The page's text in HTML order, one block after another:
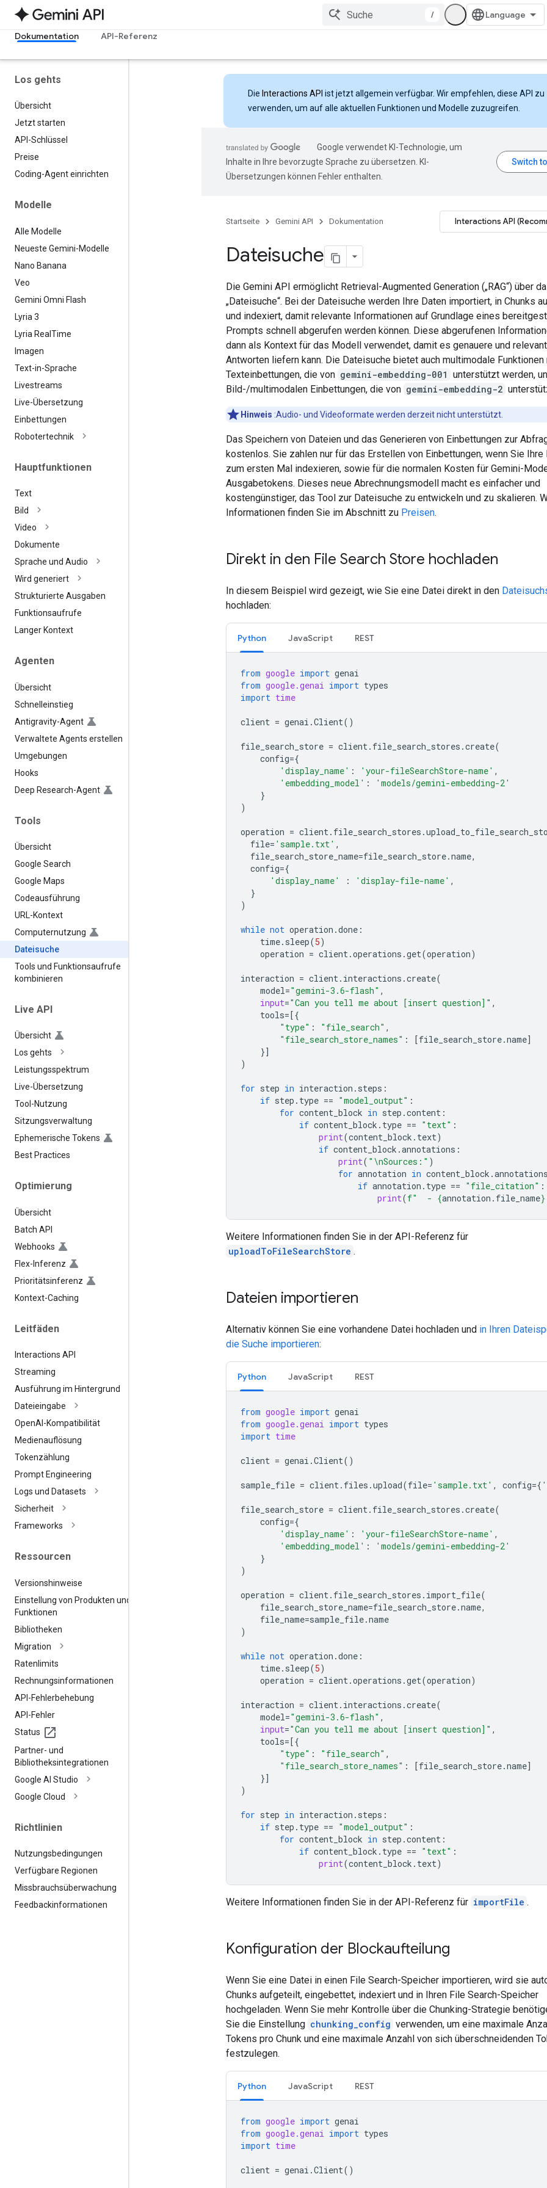
/
Dokumentation API-Referenz
Los gehts
Übersicht
Jetzt starten
API-Schlüssel
Preise
Coding-Agent einrichten
Modelle
Alle Modelle
Neueste Gemini-Modelle
Nano Banana
Veo
Gemini Omni Flash
Lyria 3
Lyria Real Time
Imagen
Text-in-Sprache
Livestreams
Live-Übersetzung
Einbettungen
Robotertechnik
Hauptfunktionen
Text
Bild
Video
Dokumente
Sprache und Audio
Wird generiert
Strukturierte Ausgaben
Funktionsaufrufe
Langer Kontext
Agenten
Übersicht
Schnelleinstieg
Antigravity-Agent
Verwaltete Agents erstellen
Umgebungen
Hooks
Deep Research-Agent
Tools
Übersicht
Google Search
Google Maps
Codeausführung
URL-Kontext
Computernutzung
Dateisuche
Tools und Funktionsaufrufe
kombinieren
Live API
Übersicht
Los gehts
Leistungsspektrum
Live-Übersetzung
Tool-Nutzung
Sitzungsverwaltung
Ephemerische Tokens
Best Practices
Optimierung
Übersicht
Batch API
Webhooks
Flex-Inferenz
Prioritätsinferenz
Kontext-Caching
Leitfäden
Interactions API
Streaming
Ausführung im Hintergrund
Dateieingabe
OpenAI-Kompatibilität
Medienauflösung
Tokenzählung
Prompt Engineering
Logs und Datasets
Sicherheit
Frameworks
Ressourcen
Versionshinweise
Einstellung von Produkten und
Funktionen
Bibliotheken
Migration
Ratenlimits
Rechnungsinformationen
API-Fehlerbehebung
API-Fehler
Status
Partner- und
Bibliotheksintegrationen
Google AI Studio
Google Cloud
Richtlinien
Nutzungsbedingungen
Verfügbare Regionen
Missbrauchsüberwachung
Feedbackinformationen
Die Interactions API ist jetzt allgemein verfügbar. Wir empfehlen, diese API zu
verwenden, um auf alle aktuellen Funktionen und Modelle zuzugreifen.
Google verwendet KI-Technologie, um
Inhalte in Ihre bevorzugte Sprache zu übersetzen. KI-
Übersetzungen können Fehler enthalten.
Startseite Gemini API Dokumentation Interactions API
Dateisuche
Die Gemini API ermöglicht Retrieval-Augmented Generation („RAG“) über
„Dateisuche“. Bei der Dateisuche werden Ihre Daten importiert, in Chunks
und indexiert, damit relevante Informationen auf Grundlage eines
Prompts schnell abgerufen werden können. Diese abgerufenen
dann als Kontext für das Modell verwendet, damit es genauere und
Antworten liefern kann. Die Dateisuche bietet auch multimodale Funktionen
Texteinbettungen, die von gemini-embedding-001 unterstützt werden,
Bild-/multimodalen Einbettungen, die von gemini-embedding-2
Hinweis :Audio- und Videoformate werden derzeit nicht unterstützt.
Das Speichern von Dateien und das Generieren von Einbettungen zur
kostenlos. Sie zahlen nur für das Erstellen von Einbettungen, wenn Sie Ihre
zum ersten Mal indexieren, sowie für die normalen Kosten für Gemini-
Ausgabetokens. Dieses neue Abrechnungsmodell macht es einfacher und
kostengünstiger, das Tool zur Dateisuche zu entwickeln und zu skalieren.
Informationen finden Sie im Abschnitt zu Preisen.
Direkt in den File Search Store hochladen
In diesem Beispiel wird gezeigt, wie Sie eine Datei direkt in den
hochladen:
Python JavaScript REST
from google import genai
from google.genai import types
import time
client = genai .Client()
file_search_store = client. file_search_stores .create(
config={
'display_name' : 'your-fileSearchStore-name' ,
'embedding_model' :
'models/gemini-embedding-2'
}
)
operation = client. file_search_stores .
file= 'sample.txt' ,
file_search_store_name=file_search_store.name,
config={
'display_name'
: 'display-file-name' ,
}
)
while not operation .done :
time. sleep(5)
operation = client.operations .get(operation)
interaction = client. interactions .create(
model="gemini-3.6-flash" ,
input="Can you tell me about [insert question]" ,
tools=[{
"type" : "file_search" ,
"file_search_store_names" : [file_search_store.name]
}]
)
for step in interaction . steps :
if step . type == "model_output" :
for content_block in step .content :
if content_block . type == "text" :
print(content_block . text)
if content_block .annotations :
print( " \nSources:" )
for annotation in content_block .annotations
if annotation . type == "file_citation" :
print(f"  - {annotation . file_name}
Weitere Informationen finden Sie in der API-Referenz für
uploadToFileSearchStore .
Dateien importieren
Alternativ können Sie eine vorhandene Datei hochladen und in Ihren
die Suche importieren:
Python JavaScript REST
from google import genai
from google.genai import types
import time
client = genai .Client()
sample_file = client. files .upload(file= 'sample.txt' , config={
file_search_store = client. file_search_stores .create(
config={
'display_name' : 'your-fileSearchStore-name' ,
'embedding_model' :
'models/gemini-embedding-2'
}
)
operation = client. file_search_stores . import_file(
file_search_store_name=file_search_store.name,
file_name=sample_file.name
)
while not operation .done :
time. sleep(5)
operation = client.operations .get(operation)
interaction = client. interactions .create(
model="gemini-3.6-flash" ,
input="Can you tell me about [insert question]" ,
tools=[{
"type" : "file_search" ,
"file_search_store_names" : [file_search_store.name]
}]
)
for step in interaction . steps :
if step . type == "model_output" :
for content_block in step .content :
if content_block . type == "text" :
print(content_block . text)
Weitere Informationen finden Sie in der API-Referenz für importFile .
Konfiguration der Blockaufteilung
Wenn Sie eine Datei in einen File Search-Speicher importieren, wird sie
Chunks aufgeteilt, eingebettet, indexiert und in Ihren File Search-Speicher
hochgeladen. Wenn Sie mehr Kontrolle über die Chunking-Strategie
Sie die Einstellung chunking_config verwenden, um eine maximale
Tokens pro Chunk und eine maximale Anzahl von sich überschneidenden
festzulegen.
Python JavaScript REST
from google import genai
from google.genai import types
import time
client = genai .Client()